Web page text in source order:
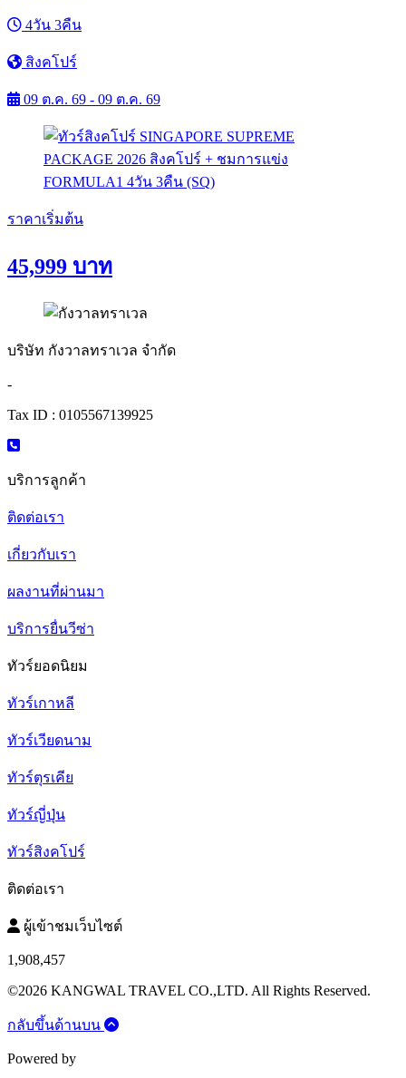
4วัน 3คืน
สิงคโปร์
09 ต.ค. 69 - 09 ต.ค. 69
ราคาเริ่มต้น
45,999 บาท
บริษัท กังวาลทราเวล จำกัด
-
Tax ID : 0105567139925
บริการลูกค้า
ติดต่อเรา
เกี่ยวกับเรา
ผลงานที่ผ่านมา
บริการยื่นวีซ่า
ทัวร์ยอดนิยม
ทัวร์เกาหลี
ทัวร์เวียดนาม
ทัวร์ตุรเคีย
ทัวร์ญี่ปุ่น
ทัวร์สิงคโปร์
ติดต่อเรา
ผู้เข้าชมเว็บไซต์
1,908,457
©2026 KANGWAL TRAVEL CO.,LTD. All Rights Reserved.
กลับขึ้นด้านบน
Powered by